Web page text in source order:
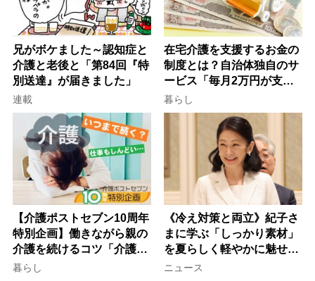
兄がボケました～認知症と
介護と老後と「第84回『特
別送達』が届きました」
連載
在宅介護を支援するお金の
制度とは？自治体独自のサ
ービス「毎月2万円が支給
される」ケースも【FP解
説】
暮らし
【介護ポストセブン10周年
特別企画】働きながら親の
介護を続けるコツ「介護は
10年以上続くことも…3つ
暮らし
《冷え対策と両立》紀子さ
まに学ぶ「しっかり素材」
を夏らしく軽やかに魅せる
3つの着こなし法則
ニュース